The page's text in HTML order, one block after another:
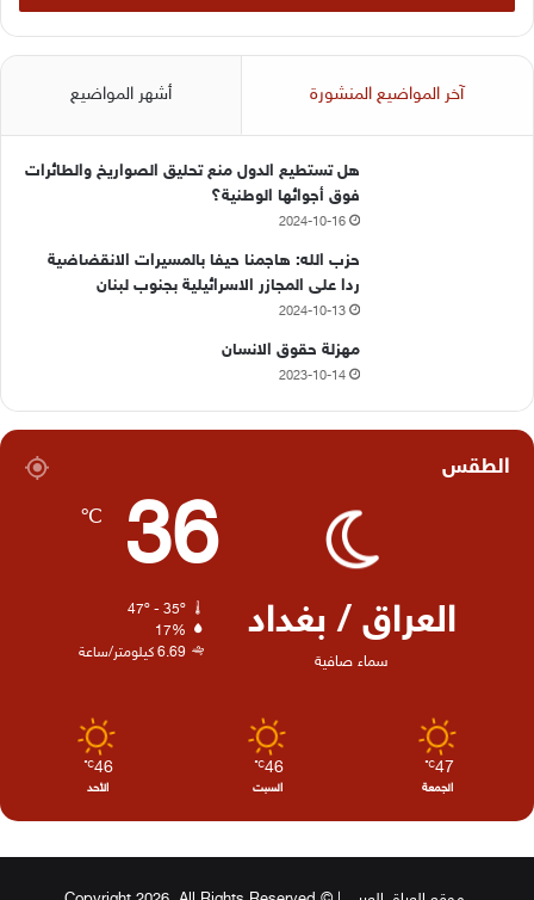
آخر المواضيع المنشورة أشهر المواضيع
هل تستطيع الدول منع تحليق الصواريخ والطائرات
فوق أجوائها الوطنية؟
2024-10-16
حزب الله: هاجمنا حيفا بالمسيرات الانقضاضية
ردا على المجازر الاسرائيلية بجنوب لبنان
2024-10-13
مهزلة حقوق الانسان
2023-10-14
الطقس
العراق / بغداد
سماء صافية
36
℃
47º - 35º
17%
6.69 كيلومتر/ساعة
47
℃
الجمعة
46
℃
السبت
46
℃
الأحد